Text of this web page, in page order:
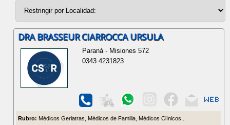
DRA BRASSEUR CIARROCCA URSULA
Paraná - Misiones 572
0343 4231823
Rubro: Médicos Geriatras, Médicos de Familia, Médicos Clínicos...